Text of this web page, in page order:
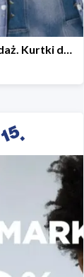
Sezonowa wyprzedaż. Kurtki do -50%